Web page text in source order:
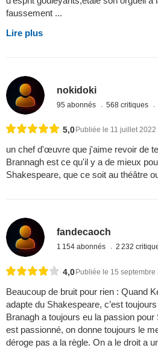
faussement ...
Lire plus
nokidoki
95 abonnés 568 critiques
5,0 Publiée le 11 juillet 2022
un chef d'œuvre que j'aime revoir de
Brannagh est ce qu'il y a de mieux
Shakespeare, que ce soit au théâtre
fandecaoch
1 154 abonnés 2 232
4,0Publiée le 15 septembre
Beaucoup de bruit pour rien : Quand
adapte du Shakespeare, c’est
Branagh a toujours eu la passion
est passionné, on donne toujours le
déroge pas a la règle. On a le droit a